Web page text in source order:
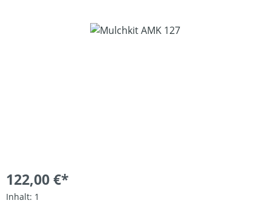
Bildergalerie überspringen
122,00 €*
Inhalt: 1